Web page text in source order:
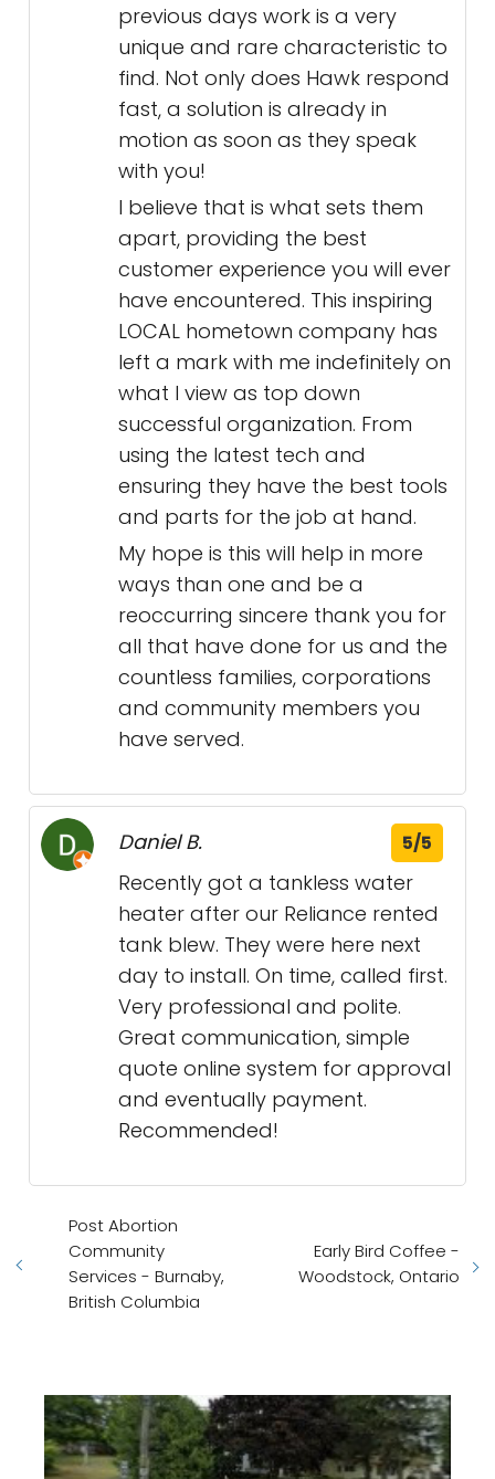
previous days work is a very
unique and rare characteristic to
find. Not only does Hawk respond
fast, a solution is already in
motion as soon as they speak
with you!
I believe that is what sets them
apart, providing the best
customer experience you will ever
have encountered. This inspiring
LOCAL hometown company has
left a mark with me indefinitely on
what I view as top down
successful organization. From
using the latest tech and
ensuring they have the best tools
and parts for the job at hand.
My hope is this will help in more
ways than one and be a
reoccurring sincere thank you for
all that have done for us and the
countless families, corporations
and community members you
have served.
Daniel B. 5/5
Recently got a tankless water
heater after our Reliance rented
tank blew. They were here next
day to install. On time, called first.
Very professional and polite.
Great communication, simple
quote online system for approval
and eventually payment.
Recommended!
Post Abortion
Community
Services - Burnaby,
British Columbia
Early Bird Coffee -
Woodstock, Ontario